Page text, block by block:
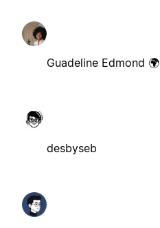
Guadeline Edmond 🌍
desbyseb